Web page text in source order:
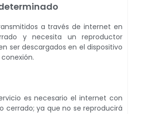
a través de internet en
y necesita un reproductor
ser descargados en el dispositivo
es necesario el internet con
cerrado; ya que no se reproducirá